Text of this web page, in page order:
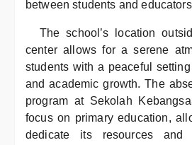
between students and
The school’s location
center allows for a serene
students with a peaceful
and academic growth. The
program at Sekolah
focus on primary education,
dedicate its resources and